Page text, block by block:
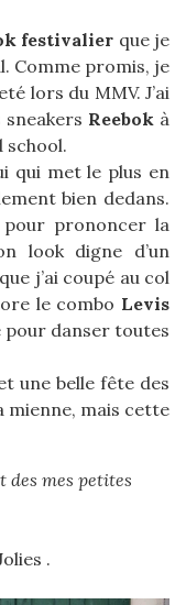
festivalier que je
Comme promis, je
lors du MMV. J’ai
sneakers Reebokà
school.
qui met le plus en
bien dedans.
pour prononcer la
look digne d’un
j’ai coupé au col
le combo Levis
pour danser toutes
une belle fête des
mienne, mais cette
des mes petites
.